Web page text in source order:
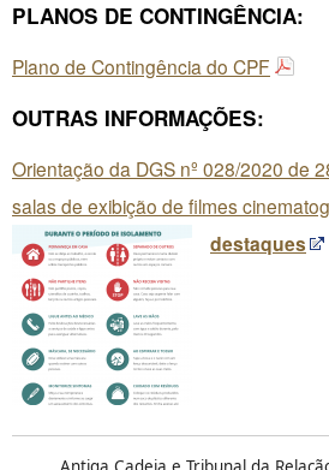
PLANOS DE CONTINGÊNCIA:
Plano de Contingência do CPF
OUTRAS INFORMAÇÕES:
Orientação da DGS nº 028/2020 de
salas de exibição de filmes
destaques